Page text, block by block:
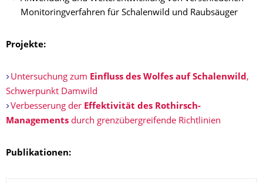
Monitoringverfahren für Schalenwild und Raubsäuger
Projekte:
Untersuchung zum Einfluss des Wolfes auf Schalenwild,
Schwerpunkt Damwild
Verbesserung der Effektivität des Rothirsch-
Managements durch grenzübergreifende Richtlinien
Publikationen: